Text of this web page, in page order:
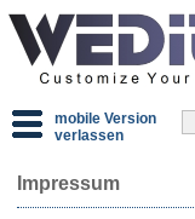
mobile Version
verlassen
Impressum